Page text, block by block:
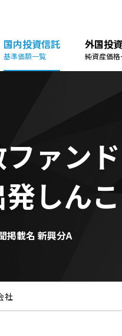
国内投資信託
基準価額一覧
外国投
純資産価格
ァン
しんこ
掲載名 新興分A
社